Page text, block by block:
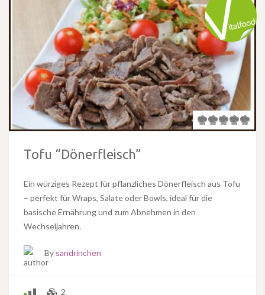
Tofu “Dönerfleisch”
Ein würziges Rezept für pflanzliches Dönerfleisch aus Tofu
– perfekt für Wraps, Salate oder Bowls, ideal für die
basische Ernährung und zum Abnehmen in den
Wechseljahren.
By sandrinchen
2